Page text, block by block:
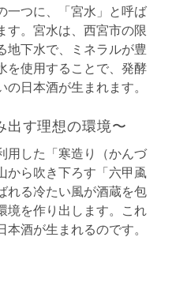
一つに、「宮水」と呼ば
す。宮水は、西宮市の限
地下水で、ミネラルが豊
を使用することで、発酵
日本酒が生まれます。
出す理想の環境〜
用した「寒造り（かんづ
から吹き下ろす「六甲颪
れる冷たい風が酒蔵を包
境を作り出します。これ
酒が生まれるのです。